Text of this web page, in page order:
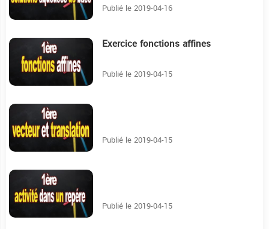
Publié le 2019-04-16
Exercice fonctions affines
Publié le 2019-04-15
Publié le 2019-04-15
Publié le 2019-04-15